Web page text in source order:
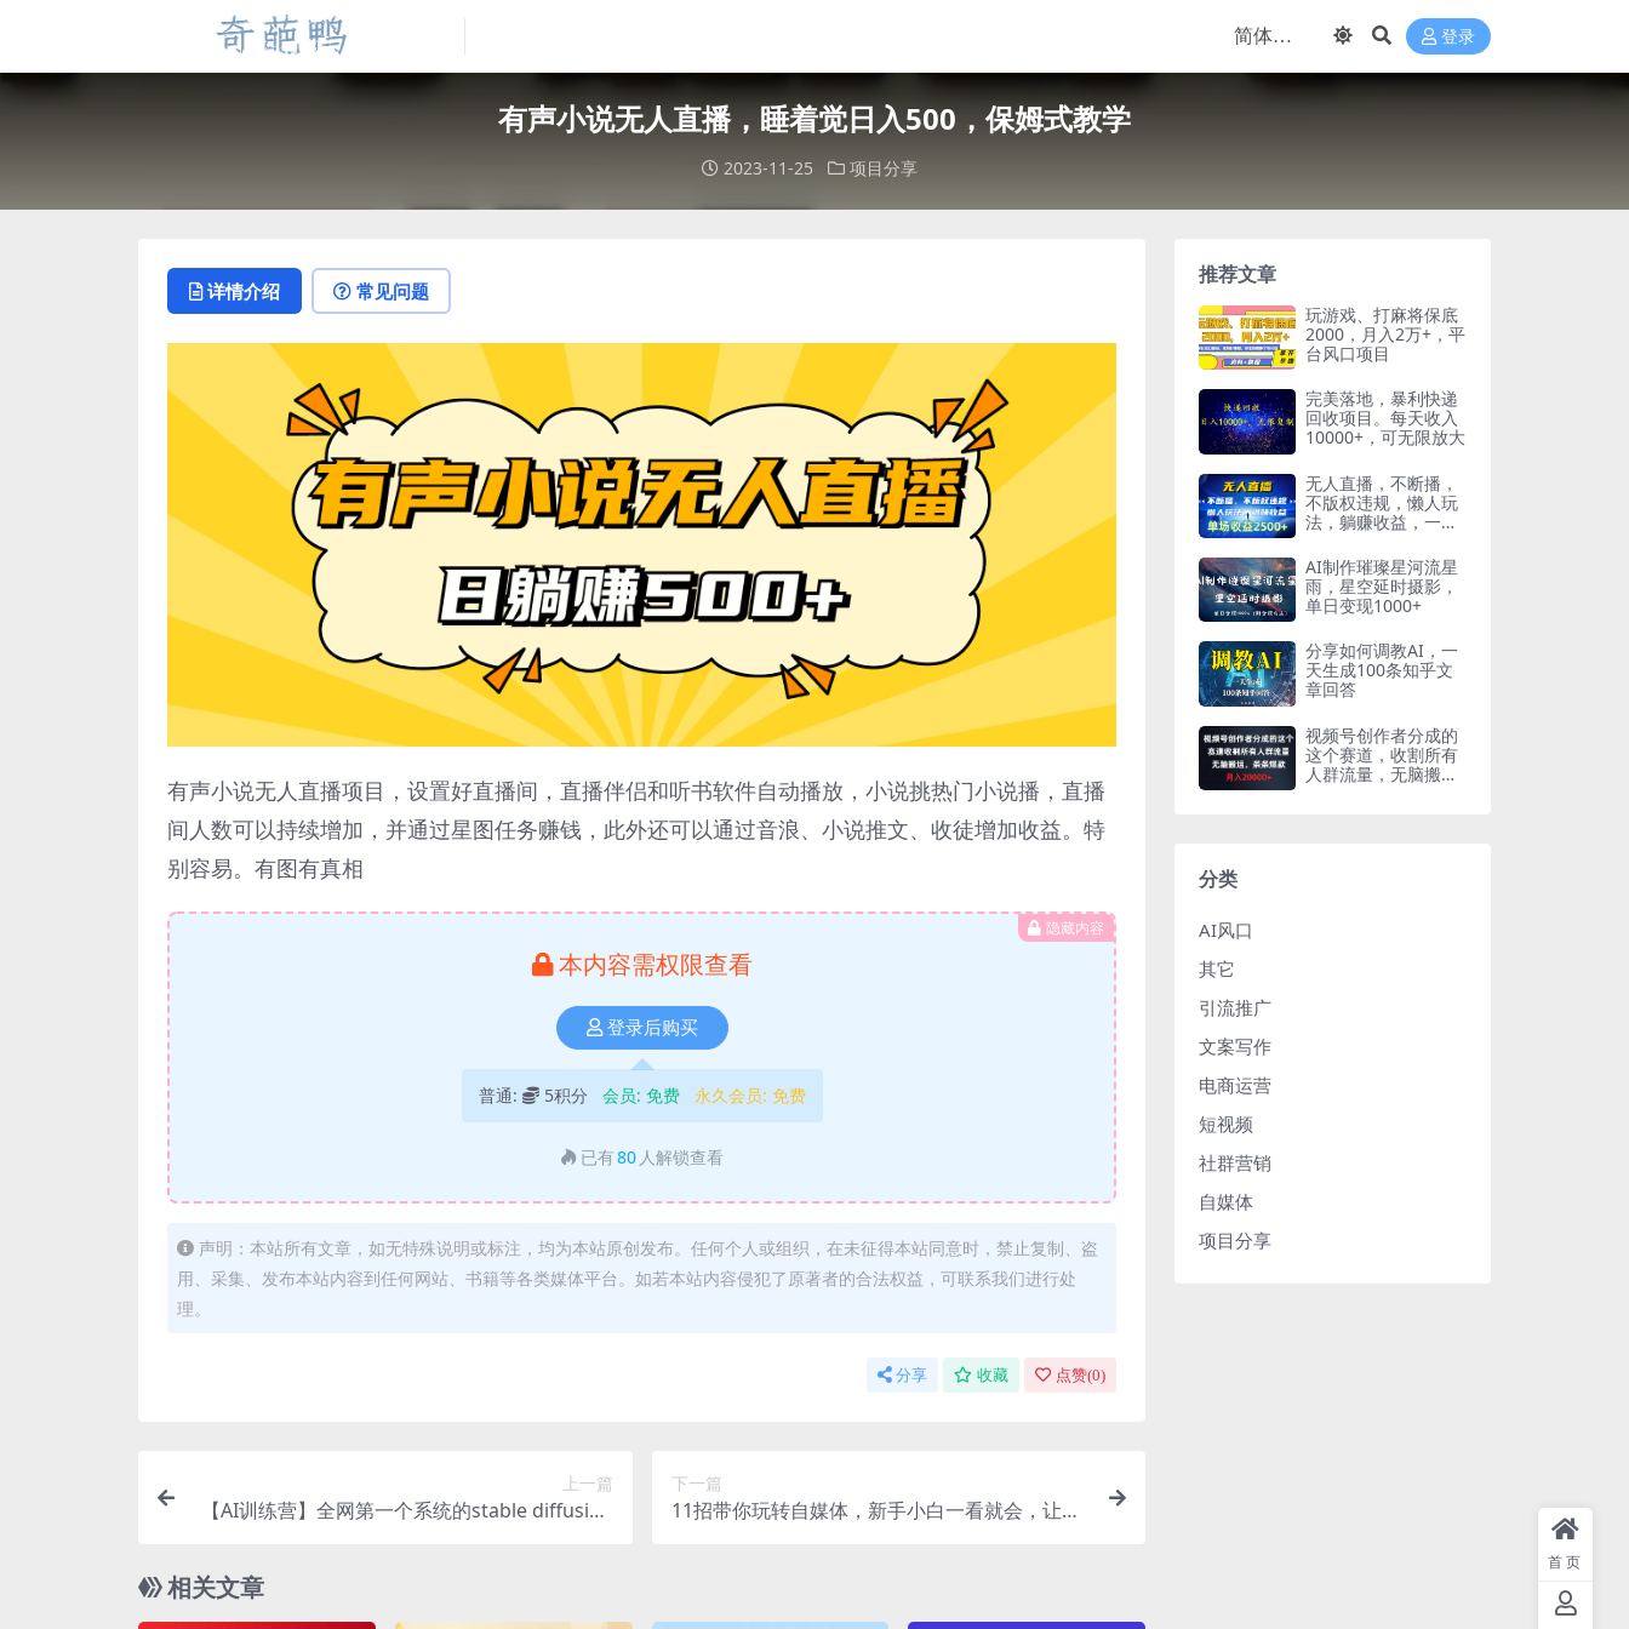
登录
有声小说无人直播，睡着觉日入500，保姆式教学
2023-11-25 项目分享
详情介绍 常见问题
有声小说无人直播项目，设置好直播间，直播伴侣和听书软件自动播放，小说挑热门小说播，直播
间人数可以持续增加，并通过星图任务赚钱，此外还可以通过音浪、小说推文、收徒增加收益。特
别容易。有图有真相
隐藏内容
本内容需权限查看
登录后购买
普通: 5积分 会员: 免费 永久会员: 免费
已有80 人解锁查看
声明：本站所有文章，如无特殊说明或标注，均为本站原创发布。任何个人或组织，在未征得本站同意时，禁止复制、盗
用、采集、发布本站内容到任何网站、书籍等各类媒体平台。如若本站内容侵犯了原著者的合法权益，可联系我们进行处
理。
分享 收藏 点赞(0)
上一篇
【AI训练营】全网第一个系统的stable diffusion
下一篇
11招带你玩转自媒体，新手小白一看就会，让你
相关文章
推荐文章
玩游戏、打麻将保底
2000，月入2万+，平
台风口项目
完美落地，暴利快递
回收项目。每天收入
10000+，可无限放大
无人直播，不断播，
不版权违规，懒人玩
法，躺赚收益，一场
AI制作璀璨星河流星
雨，星空延时摄影，
单日变现1000+
分享如何调教AI，一
天生成100条知乎文
章回答
视频号创作者分成的
这个赛道，收割所有
人群流量，无脑搬
分类
AI风口
其它
引流推广
文案写作
电商运营
短视频
社群营销
自媒体
项目分享
首页